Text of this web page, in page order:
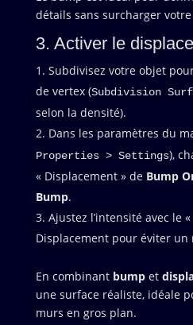
détails sans surcharger votre
3. Activer le
Subdivisez votre objet
de vertex (Subdivision
selon la densité).
Dans les paramètres du
Properties > Settings),
« Displacement » de Bump
Bump.
Ajustez l’intensité avec le
Displacement pour éviter un
En combinant bumpet
une surface réaliste, idéale
murs en gros plan.